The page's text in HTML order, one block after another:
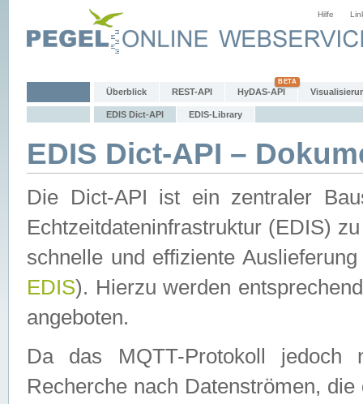
Hilfe
Überblick REST-API HyDAS-API
EDIS Dict-API EDIS-Library
EDIS Dict-API –
Die Dict-API ist ein zentraler
Echtzeitdateninfrastruktur (EDIS)
schnelle und effiziente
EDIS). Hierzu werden
angeboten.
Da das MQTT-Protokoll jedoch
Recherche nach Datenströmen,